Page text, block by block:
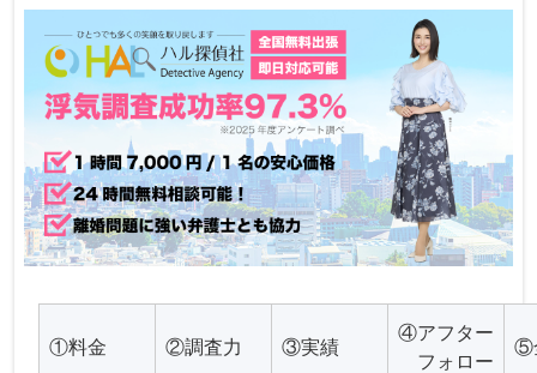
①料金 ②調査力 ③実績
④アフター
フォロー
⑤